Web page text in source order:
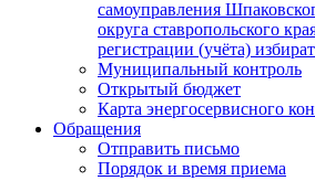
самоуправления
округа ставропольского
регистрации (учёта)
Муниципальный контроль
Открытый бюджет
Карта энергосервисного
Обращения
Отправить письмо
Порядок и время приема